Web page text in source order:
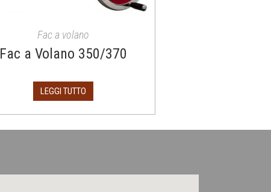
Fac a volano
Fac a Volano 350/370
LEGGI TUTTO